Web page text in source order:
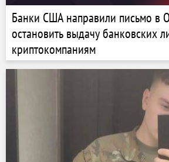
Банки США направили письмо в
остановить выдачу банковских
криптокомпаниям